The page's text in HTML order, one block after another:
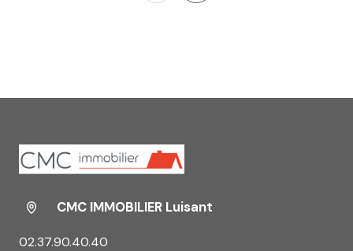
CMC IMMOBILIER Luisant
02.37.90.40.40